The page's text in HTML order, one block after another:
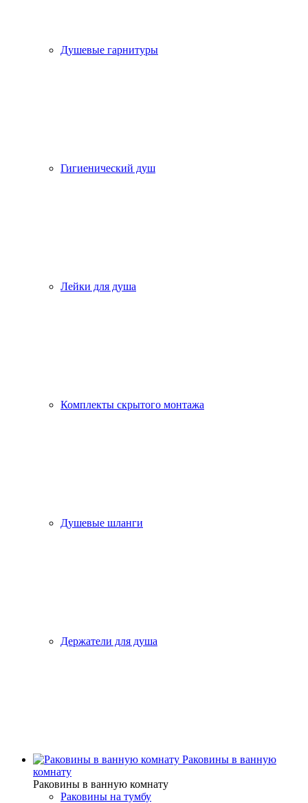
Душевые гарнитуры
Гигиенический душ
Лейки для душа
Комплекты скрытого монтажа
Душевые шланги
Держатели для душа
Раковины в ванную
комнату
Раковины в ванную комнату
Раковины на тумбу